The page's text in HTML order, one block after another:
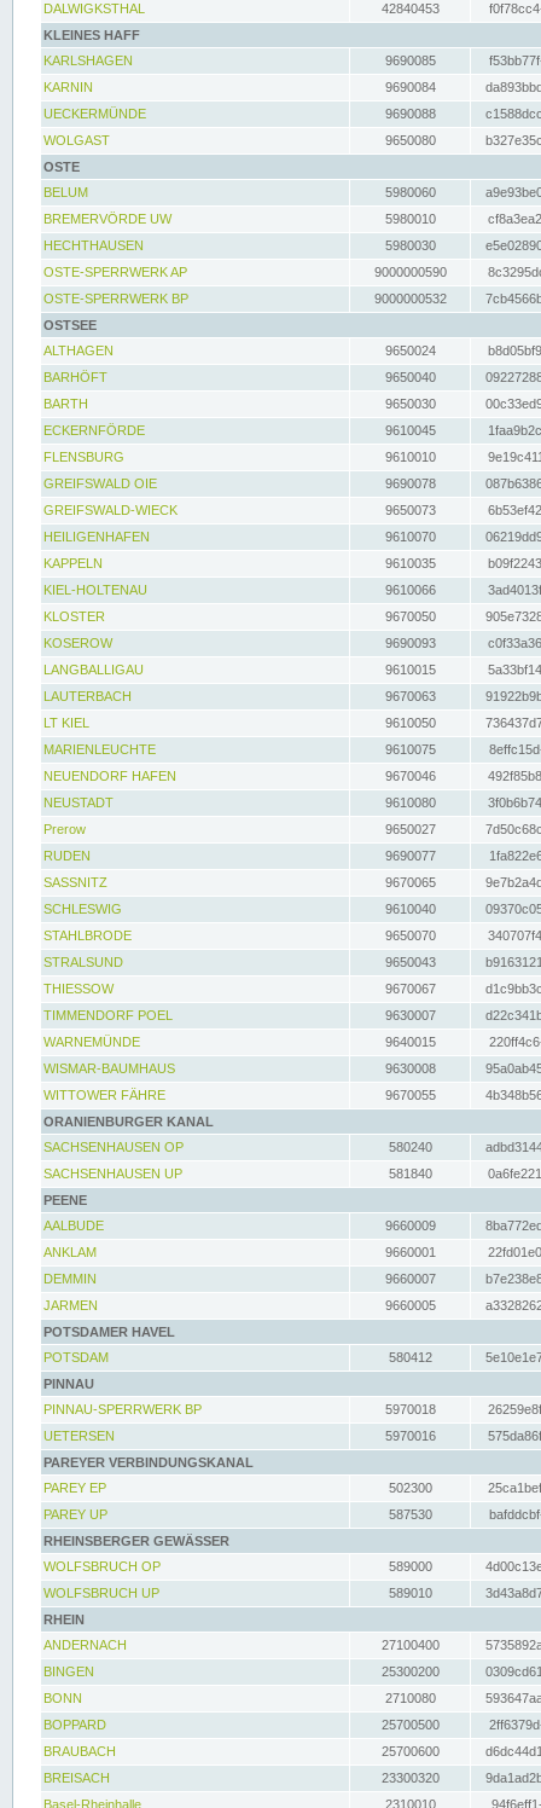
DALWIGKSTHAL
42840453
KLEINES HAFF
KARLSHAGEN
9690085
KARNIN
9690084
UECKERMÜNDE
9690088
WOLGAST
9650080
OSTE
BELUM
5980060
BREMERVÖRDE UW
5980010
HECHTHAUSEN
5980030
OSTE-SPERRWERK AP
9000000590
OSTE-SPERRWERK BP
9000000532
OSTSEE
ALTHAGEN
9650024
BARHÖFT
9650040
BARTH
9650030
ECKERNFÖRDE
9610045
FLENSBURG
9610010
GREIFSWALD OIE
9690078
GREIFSWALD-WIECK
9650073
HEILIGENHAFEN
9610070
KAPPELN
9610035
KIEL-HOLTENAU
9610066
KLOSTER
9670050
KOSEROW
9690093
LANGBALLIGAU
9610015
LAUTERBACH
9670063
LT KIEL
9610050
MARIENLEUCHTE
9610075
NEUENDORF HAFEN
9670046
NEUSTADT
9610080
Prerow
9650027
RUDEN
9690077
SASSNITZ
9670065
SCHLESWIG
9610040
STAHLBRODE
9650070
STRALSUND
9650043
THIESSOW
9670067
TIMMENDORF POEL
9630007
WARNEMÜNDE
9640015
WISMAR-BAUMHAUS
9630008
WITTOWER FÄHRE
9670055
ORANIENBURGER KANAL
SACHSENHAUSEN OP
580240
SACHSENHAUSEN UP
581840
PEENE
AALBUDE
9660009
ANKLAM
9660001
DEMMIN
9660007
JARMEN
9660005
POTSDAMER HAVEL
POTSDAM
580412
PINNAU
PINNAU-SPERRWERK BP
5970018
UETERSEN
5970016
PAREYER VERBINDUNGSKANAL
PAREY EP
502300
PAREY UP
587530
RHEINSBERGER GEWÄSSER
WOLFSBRUCH OP
589000
WOLFSBRUCH UP
589010
RHEIN
ANDERNACH
27100400
BINGEN
25300200
BONN
2710080
BOPPARD
25700500
BRAUBACH
25700600
BREISACH
23300320
Basel-Rheinhalle
2310010